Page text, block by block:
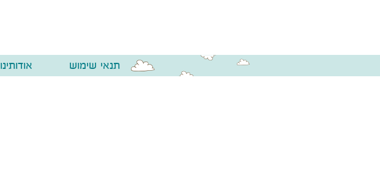
תנאי שימוש אודותינו